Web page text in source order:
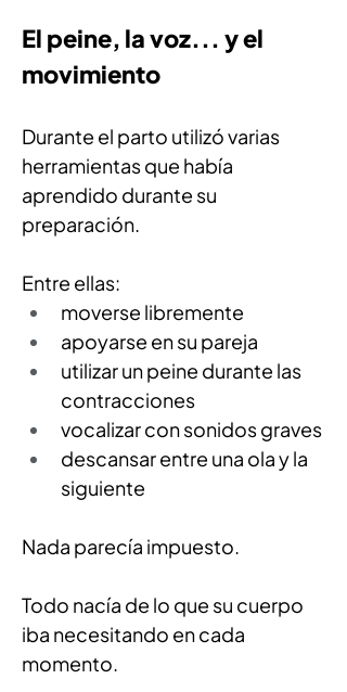
El peine, la voz... y el
movimiento
Durante el parto utilizó varias
herramientas que había
aprendido durante su
preparación.
Entre ellas:
moverse libremente
apoyarse en su pareja
utilizar un peine durante las
contracciones
vocalizar con sonidos graves
descansar entre una ola y la
siguiente
Nada parecía impuesto.
Todo nacía de lo que su cuerpo
iba necesitando en cada
momento.